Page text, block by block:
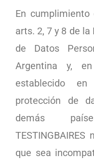
En
arts. 2, 7 y 8 de
de Datos
Argentina y,
establecido
protección de
demás
que sea